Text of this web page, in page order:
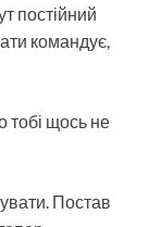
постійний
командує,
тобі щось не
Постав